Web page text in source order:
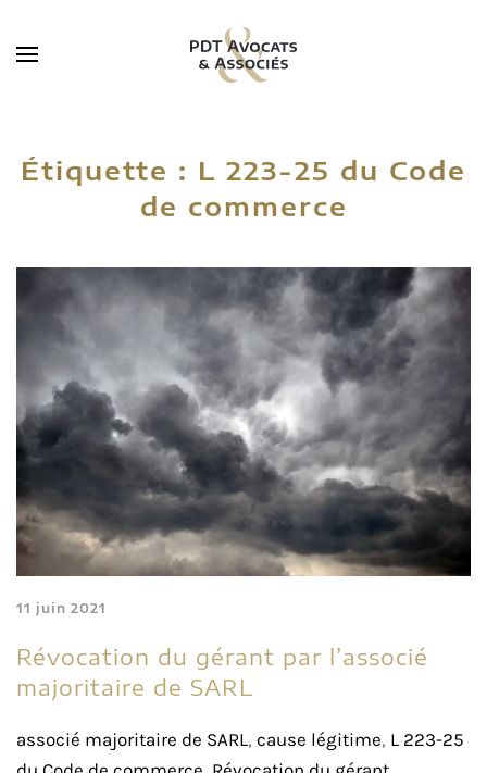
Skip to main content
Étiquette : L 223-25 du Code
de commerce
11 juin 2021
Révocation du gérant par l’associé
majoritaire de SARL
associé majoritaire de SARL, cause légitime, L 223-25